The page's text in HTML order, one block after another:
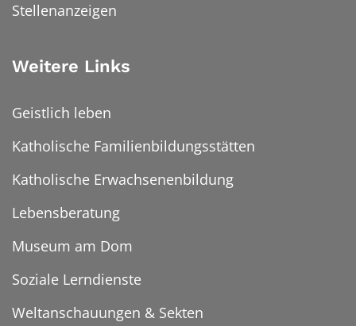
Stellenanzeigen
Weitere Links
Geistlich leben
Katholische Familienbildungsstätten
Katholische Erwachsenenbildung
Lebensberatung
Museum am Dom
Soziale Lerndienste
Weltanschauungen & Sekten